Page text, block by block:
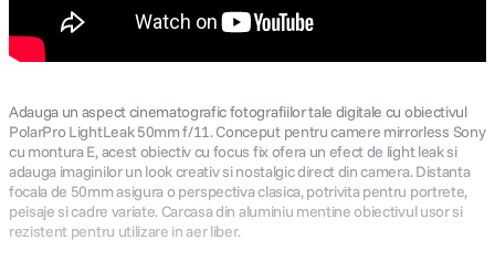
. dji osmo pocket 4
Adauga un aspect cinematografic fotografiilor tale digitale cu obiectivul
PolarPro LightLeak 50mm f/11. Conceput pentru camere mirrorless Sony
cu montura E, acest obiectiv cu focus fix ofera un efect de light leak si
adauga imaginilor un look creativ si nostalgic direct din camera. Distanta
focala de 50mm asigura o perspectiva clasica, potrivita pentru portrete,
peisaje si cadre variate. Carcasa din aluminiu mentine obiectivul usor si
rezistent pentru utilizare in aer liber.